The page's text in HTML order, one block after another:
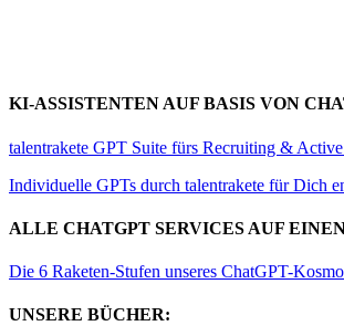
KI-ASSISTENTEN AUF BASIS VON
talentrakete GPT Suite fürs Recruiting &
Individuelle GPTs durch talentrakete für Dich
ALLE CHATGPT SERVICES AUF
Die 6 Raketen-Stufen unseres ChatGPT-
UNSERE BÜCHER: